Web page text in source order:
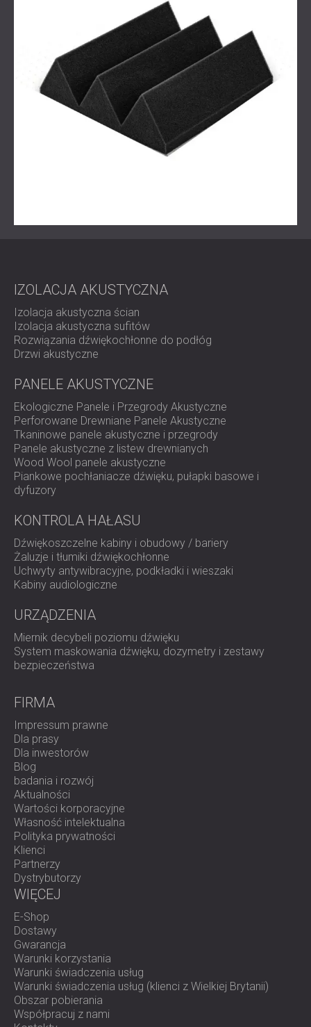
IZOLACJA AKUSTYCZNA
Izolacja akustyczna ścian
Izolacja akustyczna sufitów
Rozwiązania dźwiękochłonne do podłóg
Drzwi akustyczne
PANELE AKUSTYCZNE
Ekologiczne Panele i Przegrody Akustyczne
Perforowane Drewniane Panele Akustyczne
Tkaninowe panele akustyczne i przegrody
Panele akustyczne z listew drewnianych
Wood Wool panele akustyczne
Piankowe pochłaniacze dźwięku, pułapki basowe i
dyfuzory
KONTROLA HAŁASU
Dźwiękoszczelne kabiny i obudowy / bariery
Żaluzje i tłumiki dźwiękochłonne
Uchwyty antywibracyjne, podkładki i wieszaki
Kabiny audiologiczne
URZĄDZENIA
Miernik decybeli poziomu dźwięku
System maskowania dźwięku, dozymetry i zestawy
bezpieczeństwa
FIRMA
Impressum prawne
Dla prasy
Dla inwestorów
Blog
badania i rozwój
Aktualności
Wartości korporacyjne
Własność intelektualna
Polityka prywatności
Klienci
Partnerzy
Dystrybutorzy
WIĘCEJ
E-Shop
Dostawy
Gwarancja
Warunki korzystania
Warunki świadczenia usług
Warunki świadczenia usług (klienci z Wielkiej Brytanii)
Obszar pobierania
Współpracuj z nami